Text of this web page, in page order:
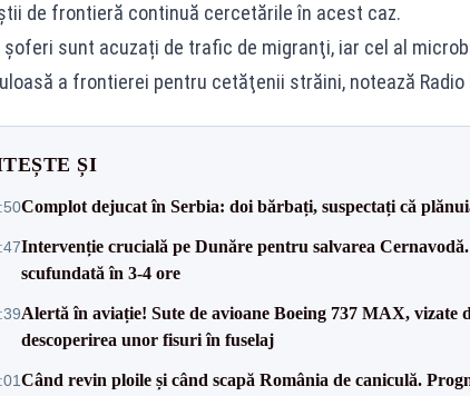
de frontieră continuă cercetările în acest caz.
șoferi sunt acuzați de trafic de migranţi, iar cel al
a frontierei pentru cetăţenii străini, notează Radio
ȘI
Complot dejucat în Serbia: doi bărbați, suspectați că
Intervenție crucială pe Dunăre pentru salvarea
scufundată în 3-4 ore
Alertă în aviație! Sute de avioane Boeing 737 MAX, vizate
descoperirea unor fisuri în fuselaj
Când revin ploile și când scapă România de caniculă.